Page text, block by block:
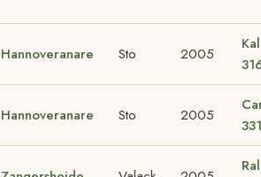
Hannoveranare Sto 2005
Hannoveranare Sto 2005